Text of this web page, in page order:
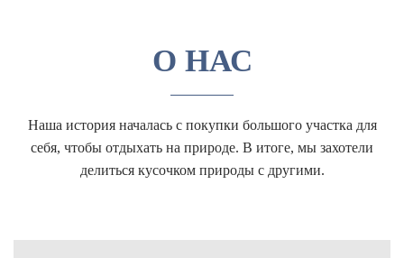
О НАС
Наша история началась с покупки большого участка для
себя, чтобы отдыхать на природе. В итоге, мы захотели
делиться кусочком природы с другими.